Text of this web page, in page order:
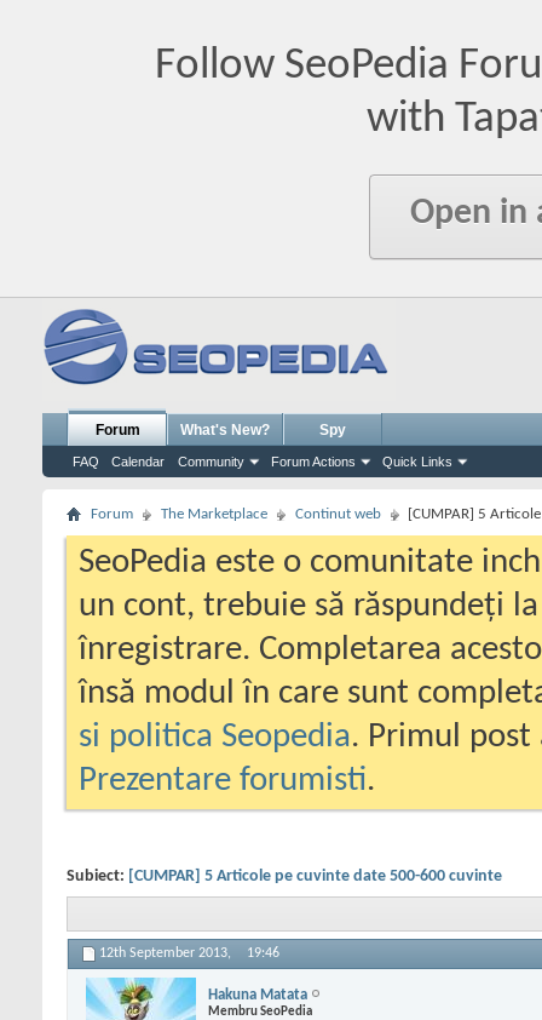
Follow SeoPedia
with
Open in
Forum
FAQ Calendar Community Forum Actions Quick Links
What's New? Spy
Forum The Marketplace Continut web [CUMPAR] 5
SeoPedia este o comunitate
un cont, trebuie să răspundeți
înregistrare. Completarea
însă modul în care sunt
si politica Seopedia. Primul
Prezentare forumisti.
Subiect: [CUMPAR] 5 Articole pe cuvinte date 500-600 cuvinte
12th September 2013, 19:46
Hakuna Matata
Membru SeoPedia